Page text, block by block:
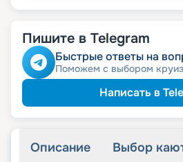
Пишите в Telegram
Быстрые ответы на
Поможем с выбором
Написать в
Описание Выбор